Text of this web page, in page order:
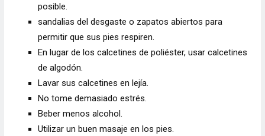
posible.
sandalias del desgaste o zapatos abiertos para
permitir que sus pies respiren.
En lugar de los calcetines de poliéster, usar calcetines
de algodón.
Lavar sus calcetines en lejía.
No tome demasiado estrés.
Beber menos alcohol.
Utilizar un buen masaje en los pies.